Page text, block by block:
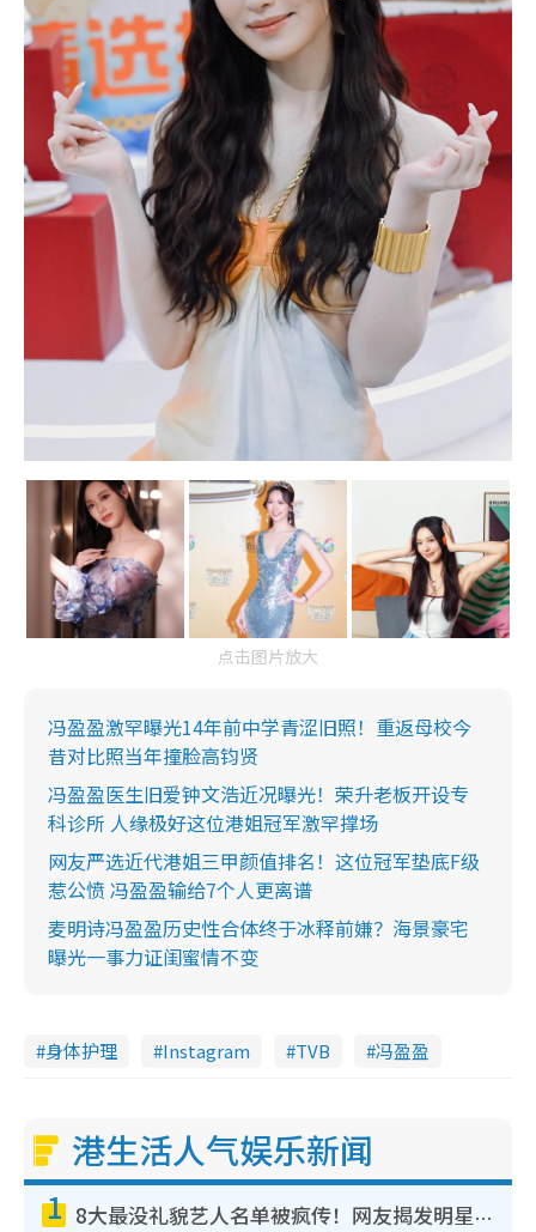
点击图片放大
冯盈盈激罕曝光14年前中学青涩旧照！重返母校今
昔对比照当年撞脸高钧贤
冯盈盈医生旧爱钟文浩近况曝光！荣升老板开设专
科诊所 人缘极好这位港姐冠军激罕撑场
网友严选近代港姐三甲颜值排名！这位冠军垫底F级
惹公愤 冯盈盈输给7个人更离谱
麦明诗冯盈盈历史性合体终于冰释前嫌？海景豪宅
曝光一事力证闺蜜情不变
身体护理 Instagram TVB 冯盈盈
港生活人气娱乐新闻
1 8大最没礼貌艺人名单被疯传！网友揭发明星真面目，一致数落这一位是无品天花板？